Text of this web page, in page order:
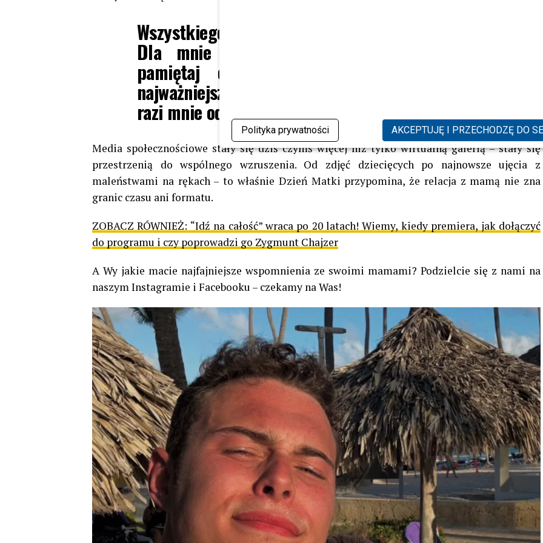
Polityka prywatności AKCEPTUJĘ I PRZECHODZĘ DO
Wszystkiego najlepszego Mamacita , kocham Cię.
Dla mnie najodważniejsza osoba na świecie,
pamiętaj o tym!! Wiem że to ty jesteś
najważniejsza osoba która dała mi te ciepło które
razi mnie od środka – czytamy.
Media społecznościowe stały się dziś czymś więcej niż tylko wirtualną galerią – stały się
przestrzenią do wspólnego wzruszenia. Od zdjęć dziecięcych po najnowsze ujęcia z
maleństwami na rękach – to właśnie Dzień Matki przypomina, że relacja z mamą nie zna
granic czasu ani formatu.
ZOBACZ RÓWNIEŻ: “Idź na całość” wraca po 20 latach! Wiemy, kiedy premiera, jak dołączyć
do programu i czy poprowadzi go Zygmunt Chajzer
A Wy jakie macie najfajniejsze wspomnienia ze swoimi mamami? Podzielcie się z nami na
naszym Instagramie i Facebooku – czekamy na Was!